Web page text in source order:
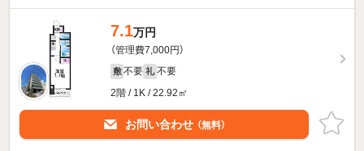
7.1万円
（管理費7,000円）
敷 不要 礼 不要
2階 / 1K / 22.92㎡
お問い合わせ （無料）